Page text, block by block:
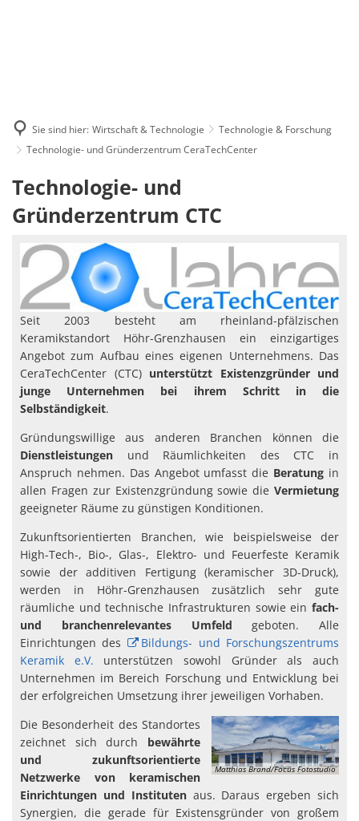
Sie sind hier: Wirtschaft & Technologie
Technologie & Forschung
Technologie- und Gründerzentrum CeraTechCenter
Technologie-
und
Gründerzentrum
CeraTechCenter
Technologie- und
Gründerzentrum CTC
Seit 2003 besteht am rheinland-pfälzischen
Keramikstandort Höhr-Grenzhausen ein einzigartiges
Angebot zum Aufbau eines eigenen Unternehmens. Das
CeraTechCenter (CTC) unterstützt Existenzgründer und
junge Unternehmen bei ihrem Schritt in die
Selbständigkeit.
Gründungswillige aus anderen Branchen können die
Dienstleistungen und Räumlichkeiten des CTC in
Anspruch nehmen. Das Angebot umfasst die Beratung in
allen Fragen zur Existenzgründung sowie die Vermietung
geeigneter Räume zu günstigen Konditionen.
Zukunftsorientierten Branchen, wie beispielsweise der
High-Tech-, Bio-, Glas-, Elektro- und Feuerfeste Keramik
sowie der additiven Fertigung (keramischer 3D-Druck),
werden in Höhr-Grenzhausen zusätzlich sehr gute
räumliche und technische Infrastrukturen sowie ein fach-
und branchenrelevantes Umfeldgeboten. Alle
Einrichtungen des
Bildungs- und Forschungszentrums
Keramik e.V. unterstützen sowohl Gründer als auch
Unternehmen im Bereich Forschung und Entwicklung bei
der erfolgreichen Umsetzung ihrer jeweiligen Vorhaben.
Matthias Brand/Focus Fotostudio
Die Besonderheit des Standortes
zeichnet sich durch bewährte
und zukunftsorientierte
Netzwerke von keramischen
Einrichtungen und Institutenaus. Daraus ergeben sich
Synergien, die gerade für Existensgründer von großem